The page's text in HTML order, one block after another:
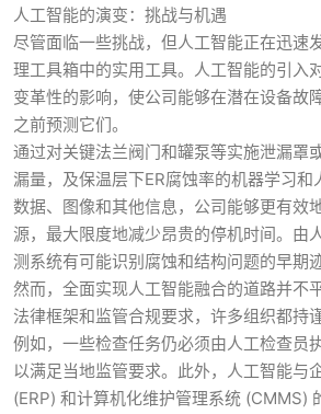
人工智能的演变：挑战与机遇
尽管面临一些挑战，但人工智能正在迅速
理工具箱中的实用工具。人工智能的引入
变革性的影响，使公司能够在潜在设备故
之前预测它们。
通过对关键法兰阀门和罐泵等实施泄漏罩
漏量，及保温层下ER腐蚀率的机器学习
数据、图像和其他信息，公司能够更有效
源，最大限度地减少昂贵的停机时间。由
测系统有可能识别腐蚀和结构问题的早期
然而，全面实现人工智能融合的道路并不
法律框架和监管合规要求，许多组织都持
例如，一些检查任务仍必须由人工检查员
以满足当地监管要求。此外，人工智能与
(ERP) 和计算机化维护管理系统 (CMMS)